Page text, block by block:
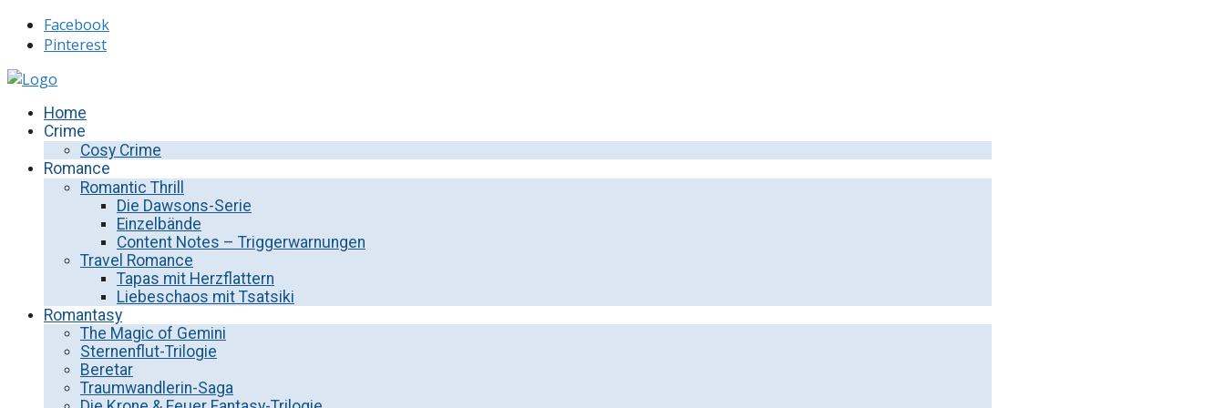
Facebook
Pinterest
Home
Crime
Cosy Crime
Romance
Romantic Thrill
Die Dawsons-Serie
Einzelbände
Content Notes – Triggerwarnungen
Travel Romance
Tapas mit Herzflattern
Liebeschaos mit Tsatsiki
Romantasy
The Magic of Gemini
Sternenflut-Trilogie
Beretar
Traumwandlerin-Saga